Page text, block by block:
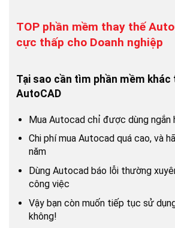
TOP phần mềm thay thế
cực thấp cho Doanh nghiệp
Tại sao cần tìm phần mềm khác
AutoCAD
Mua Autocad chỉ được dùng ngắn
Chi phí mua Autocad quá cao, và
năm
Dùng Autocad báo lỗi thường
công việc
Vậy bạn còn muốn tiếp tục sử
không!